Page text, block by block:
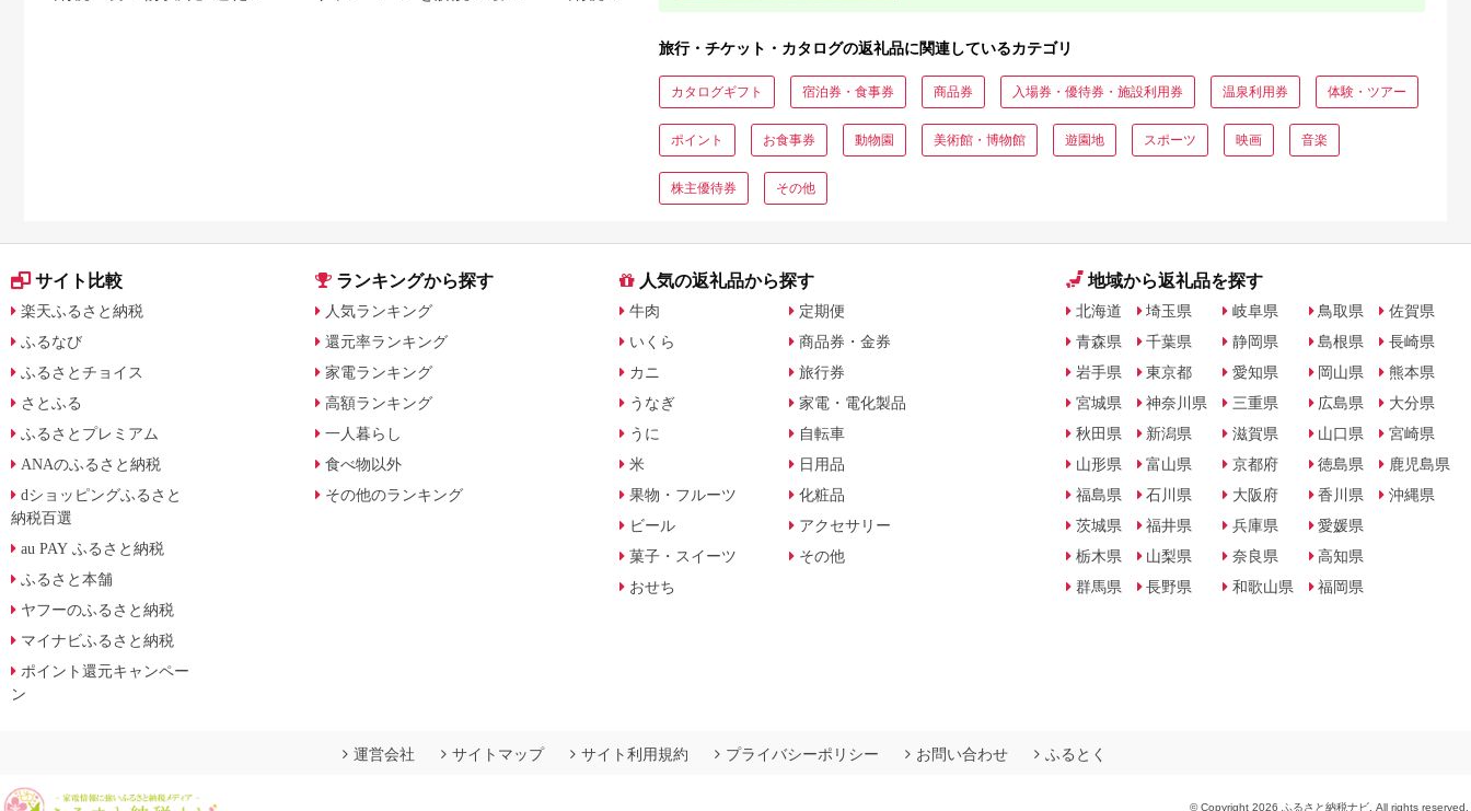
もらえる？ホテル・チケッ
ト・公式グッズを徹底解説
すめ返礼品も紹介
旅行・チケット・カタログの返礼品に関連しているカテゴリ
カタログギフト 宿泊券・食事券 商品券 入場券・優待券・施設利用券 温泉利用券 体験・ツアー
ポイント お食事券 動物園 美術館・博物館 遊園地 スポーツ 映画 音楽
株主優待券 その他
サイト比較
楽天ふるさと納税
ふるなび
ふるさとチョイス
さとふる
ふるさとプレミアム
ANAのふるさと納税
dショッピングふるさと
納税百選
au PAY ふるさと納税
ふるさと本舗
ヤフーのふるさと納税
マイナビふるさと納税
ポイント還元キャンペー
ン
ランキングから探す
人気ランキング
還元率ランキング
家電ランキング
高額ランキング
一人暮らし
食べ物以外
その他のランキング
人気の返礼品から探す
牛肉
いくら
カニ
うなぎ
うに
米
果物・フルーツ
ビール
菓子・スイーツ
おせち
定期便
商品券・金券
旅行券
家電・電化製品
自転車
日用品
化粧品
アクセサリー
その他
地域から返礼品を探す
北海道
青森県
岩手県
宮城県
秋田県
山形県
福島県
茨城県
栃木県
群馬県
埼玉県
千葉県
東京都
神奈川県
新潟県
富山県
石川県
福井県
山梨県
長野県
岐阜県
静岡県
愛知県
三重県
滋賀県
京都府
大阪府
兵庫県
奈良県
和歌山県
鳥取県
島根県
岡山県
広島県
山口県
徳島県
香川県
愛媛県
高知県
福岡県
佐賀県
長崎県
熊本県
大分県
宮崎県
鹿児島県
沖縄県
運営会社 サイトマップ サイト利用規約 プライバシーポリシー お問い合わせ ふるとく
© Copyright 2026 ふるさと納税ナビ. All rights reserved.